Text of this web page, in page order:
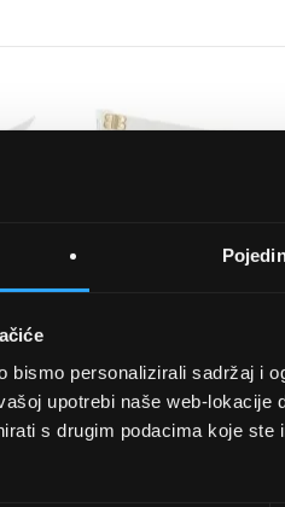
bismo personalizirali sadržaj i
upotrebi naše web-
s drugim podacima koje